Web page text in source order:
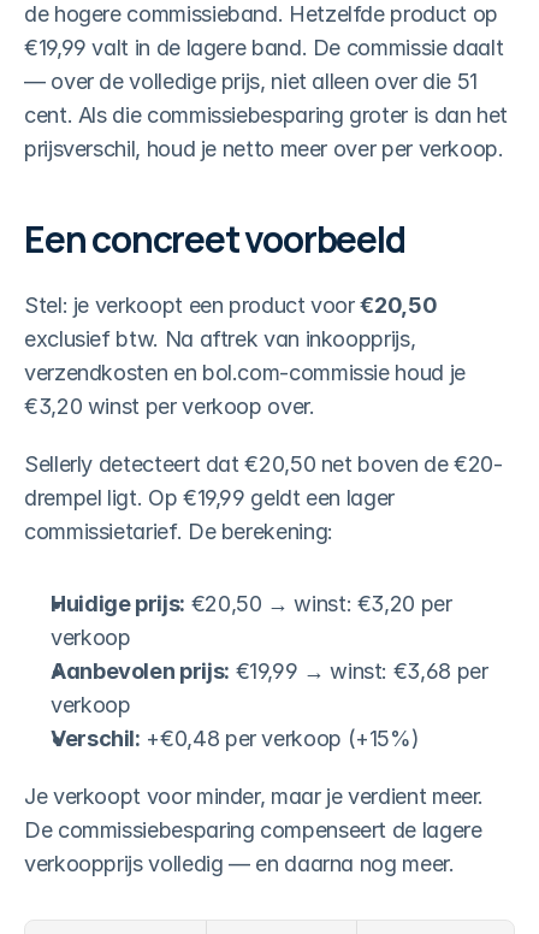
de hogere commissieband. Hetzelfde product op
€19,99 valt in de lagere band. De commissie daalt
— over de volledige prijs, niet alleen over die 51
cent. Als die commissiebesparing groter is dan het
prijsverschil, houd je netto meer over per verkoop.
Een concreet voorbeeld
Stel: je verkoopt een product voor €20,50
exclusief btw. Na aftrek van inkoopprijs,
verzendkosten en bol.com-commissie houd je
€3,20 winst per verkoop over.
Sellerly detecteert dat €20,50 net boven de €20-
drempel ligt. Op €19,99 geldt een lager
commissietarief. De berekening:
Huidige prijs: €20,50 → winst: €3,20 per
verkoop
Aanbevolen prijs: €19,99 → winst: €3,68 per
verkoop
Verschil: +€0,48 per verkoop (+15%)
Je verkoopt voor minder, maar je verdient meer.
De commissiebesparing compenseert de lagere
verkoopprijs volledig — en daarna nog meer.